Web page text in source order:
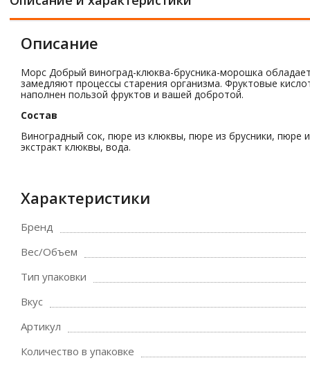
Описание
Морс Добрый виноград-клюква-брусника-морошка
замедляют процессы старения организма. Фруктовые
наполнен пользой фруктов и вашей добротой.
Состав
Виноградный сок, пюре из клюквы, пюре из брусники, пюре
экстракт клюквы, вода.
Характеристики
Бренд
Вес/Объем
Тип упаковки
Вкус
Артикул
Количество в упаковке